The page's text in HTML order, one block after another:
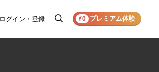
ログイン・登録
検
¥0 プレミアム体験